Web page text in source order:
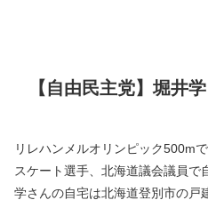
【自由民主党】堀井学
リレハンメルオリンピック500m
スケート選手、北海道議会議員
学さんの自宅は北海道登別市の戸